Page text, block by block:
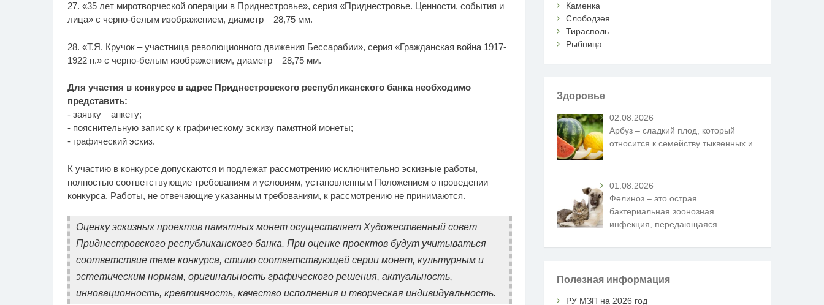
27. «35 лет миротворческой операции в Приднестровье», серия «Приднестровье. Ценности, события и
лица» с черно-белым изображением, диаметр – 28,75 мм.
28. «Т.Я. Кручок – участница революционного движения Бессарабии», серия «Гражданская война 1917-
1922 гг.» с черно-белым изображением, диаметр – 28,75 мм.
Для участия в конкурсе в адрес Приднестровского республиканского банка необходимо
представить:
- заявку – анкету;
- пояснительную записку к графическому эскизу памятной монеты;
- графический эскиз.
К участию в конкурсе допускаются и подлежат рассмотрению исключительно эскизные работы,
полностью соответствующие требованиям и условиям, установленным Положением о проведении
конкурса. Работы, не отвечающие указанным требованиям, к рассмотрению не принимаются.
Оценку эскизных проектов памятных монет осуществляет Художественный совет
Приднестровского республиканского банка. При оценке проектов будут учитываться
соответствие теме конкурса, стилю соответствующей серии монет, культурным и
эстетическим нормам, оригинальность графического решения, актуальность,
инновационность, креативность, качество исполнения и творческая индивидуальность.
Каменка
Слободзея
Тирасполь
Рыбница
Здоровье
02.08.2026
Арбуз – сладкий плод, который
относится к семейству тыквенных и
01.08.2026
Фелиноз – это острая
бактериальная зоонозная
инфекция, передающаяся
Полезная информация
РУ МЗП на 2026 год